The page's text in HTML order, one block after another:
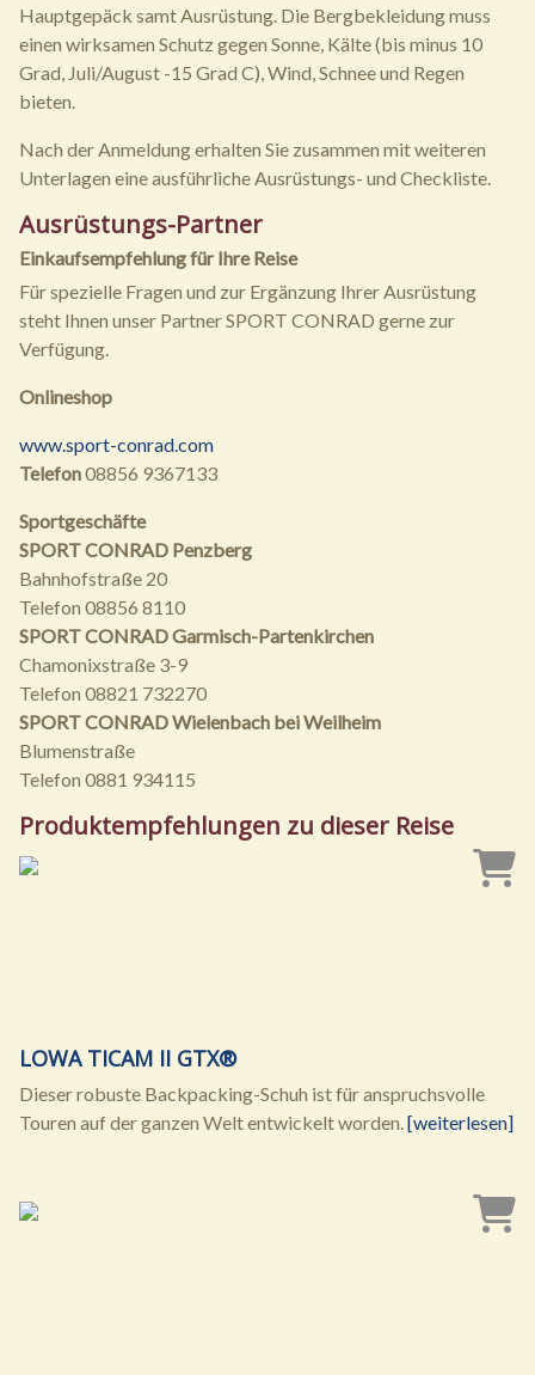
Hauptgepäck samt Ausrüstung. Die Bergbekleidung muss
einen wirksamen Schutz gegen Sonne, Kälte (bis minus 10
Grad, Juli/August -15 Grad C), Wind, Schnee und Regen
bieten.
Nach der Anmeldung erhalten Sie zusammen mit weiteren
Unterlagen eine ausführliche Ausrüstungs- und Checkliste.
Ausrüstungs-Partner
Einkaufsempfehlung für Ihre Reise
Für spezielle Fragen und zur Ergänzung Ihrer Ausrüstung
steht Ihnen unser Partner SPORT CONRAD gerne zur
Verfügung.
Onlineshop
www.sport-conrad.com
Telefon08856 9367133
Sportgeschäfte
SPORT CONRAD Penzberg
Bahnhofstraße 20
Telefon 08856 8110
SPORT CONRAD Garmisch-Partenkirchen
Chamonixstraße 3-9
Telefon 08821 732270
SPORT CONRAD Wielenbach bei Weilheim
Blumenstraße
Telefon 0881 934115
Produktempfehlungen zu dieser Reise
LOWA TICAM II GTX®
Dieser robuste Backpacking-Schuh ist für anspruchsvolle
Touren auf der ganzen Welt entwickelt worden.[weiterlesen]